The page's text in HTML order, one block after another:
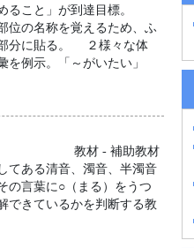
ること」が到達目標。
位の名称を覚えるため、ふ
分に貼る。 ２様々な体
例示。「～がいたい」
教材 - 補助教材
てある清音、濁音、半濁音
の言葉に○（まる）をうつ
できているかを判断する教